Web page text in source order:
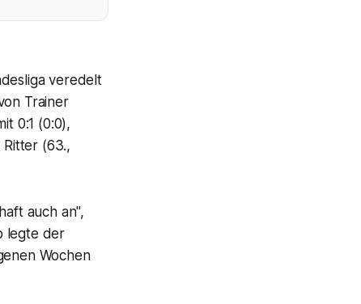
veredelt
Trainer
0:1 (0:0),
(63.,
auch an",
legte der
Wochen